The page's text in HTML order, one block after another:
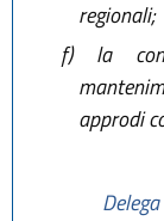
regionali;
f)la
approdi